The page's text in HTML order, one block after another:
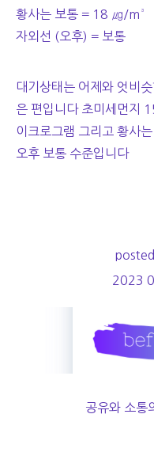
황사는 보통 = 18 ㎍/m³
자외선 (오후) = 보통
대기상태는 어제와 엇비
은 편입니다 초미세먼지
이크로그램 그리고 황사
오후 보통 수준입니다
2023
공유와 소통